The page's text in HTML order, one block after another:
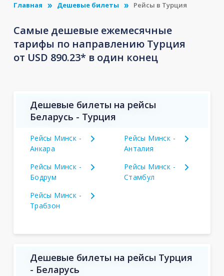
Главная Дешевые билеты Рейсы в Турция
Самые дешевые ежемесячные
тарифы по направлению Турция
от USD 890.23* в один конец
Дешевые билеты на рейсы
Беларусь - Турция
Рейсы Минск -
Анкара
Рейсы Минск -
Анталия
Рейсы Минск -
Бодрум
Рейсы Минск -
Стамбул
Рейсы Минск -
Трабзон
Дешевые билеты на рейсы Турция
- Беларусь